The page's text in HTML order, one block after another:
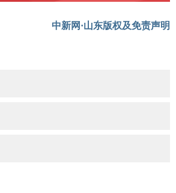
中新网·山东版权及免责声明